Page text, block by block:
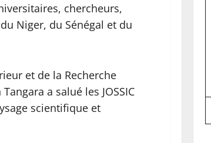
chercheurs,
Niger, du Sénégal et du
et de la Recherche
a salué les JOSSIC
scientifique et